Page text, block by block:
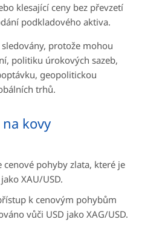
klesající ceny bez převzetí
podkladového aktiva.
protože mohou
politiku úrokových sazeb,
geopolitickou
trhů.
kovy
cenové pohyby zlata, které je
XAU/USD.
k cenovým pohybům
vůči USD jako XAG/USD.